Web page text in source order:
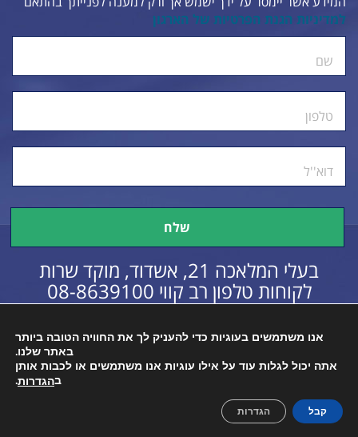
למדיניות הגנת הפרטיות של הארגון
שם
טלפון
דוא''ל
בעלי המלאכה 21, אשדוד, מוקד שרות
לקוחות טלפון רב קווי 08-8639100
כל הזכויות שמורות © 2016 הצהרת נגישות
אנו משתמשים בעוגיות כדי להעניק לך את החוויה הטובה ביותר
באתר שלנו.
אתה יכול לגלות עוד על אילו עוגיות אנו משתמשים או לכבות אותן
בהגדרות.
קבל הגדרות